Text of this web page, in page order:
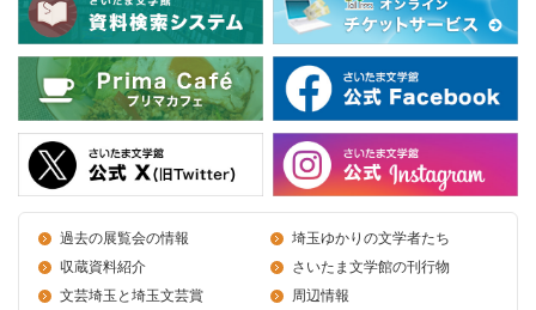
過去の展覧会の情報
埼玉ゆかりの文学者たち
収蔵資料紹介
さいたま文学館の刊行物
文芸埼玉と埼玉文芸賞
周辺情報